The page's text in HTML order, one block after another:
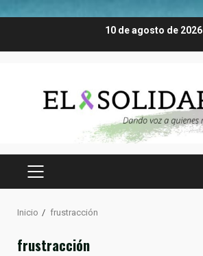
10 de agosto de 2026
MENÚ
Inicio frustracción
frustracción